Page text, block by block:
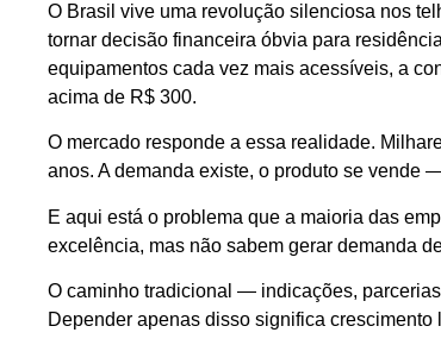
O Brasil vive uma revolução silenciosa nos
tornar decisão financeira óbvia para
equipamentos cada vez mais acessíveis, a
acima de R$ 300.
O mercado responde a essa realidade.
anos. A demanda existe, o produto se vende
E aqui está o problema que a maioria das
excelência, mas não sabem gerar demanda
O caminho tradicional — indicações,
Depender apenas disso significa